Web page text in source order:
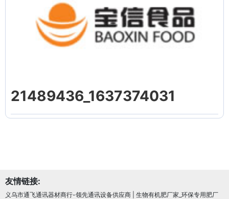
21489436_1637374031
友情链接:
义乌市通飞通讯器材商行-领先通讯设备供应商
生物有机肥厂家_环保专用肥厂